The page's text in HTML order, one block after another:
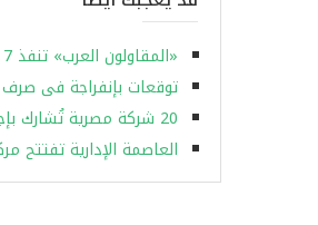
«المقاولون العرب» تنفذ 7 مشروعات للبنية التحتية فى ليبيا..وتدرس أعمالا جديدة بأفريقيا
توقعات بإنفراجة فى صرف
20 شركة مصرية تُشارك بإجتماع «أفريكسيم بنك» والاتحاد الأفريقى لبحث فرص استثمارية جديدة
العاصمة الإدارية تفتتح